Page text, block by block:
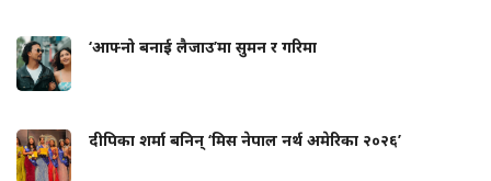
‘आफ्नो बनाई लैजाउ’मा सुमन र गरिमा
दीपिका शर्मा बनिन् ‘मिस नेपाल नर्थ अमेरिका २०२६’